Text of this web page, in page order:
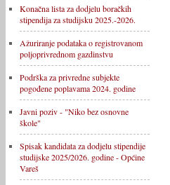
Konačna lista za dodjelu boračkih
stipendija za studijsku 2025.-2026.
Ažuriranje podataka o registrovanom
poljoprivrednom gazdinstvu
Podrška za privredne subjekte
pogođene poplavama 2024. godine
Javni poziv - "Niko bez osnovne
škole"
Spisak kandidata za dodjelu stipendije
studijske 2025/2026. godine - Općine
Vareš